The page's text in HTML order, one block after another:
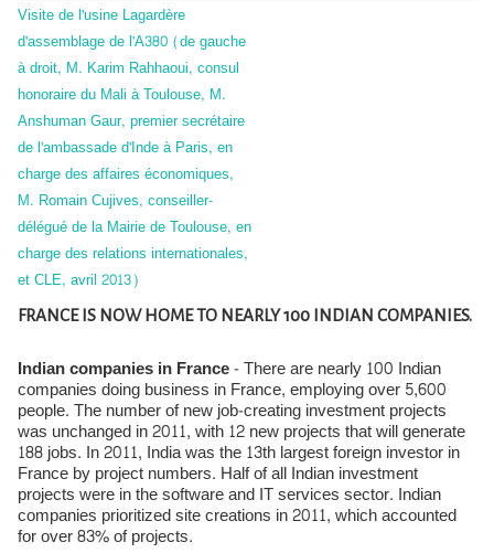
Visite de l'usine Lagardère
d'assemblage de l'A380 (de gauche
à droit, M. Karim Rahhaoui, consul
honoraire du Mali à Toulouse, M.
Anshuman Gaur, premier secrétaire
de l'ambassade d'Inde à Paris, en
charge des affaires économiques,
M. Romain Cujives, conseiller-
délégué de la Mairie de Toulouse, en
charge des relations internationales,
et CLE, avril 2013)
FRANCE IS NOW HOME TO NEARLY 100 INDIAN COMPANIES.
Indian companies in France- There are nearly 100 Indian
companies doing business in France, employing over 5,600
people. The number of new job-creating investment projects
was unchanged in 2011, with 12 new projects that will generate
188 jobs. In 2011, India was the 13th largest foreign investor in
France by project numbers. Half of all Indian investment
projects were in the software and IT services sector. Indian
companies prioritized site creations in 2011, which accounted
for over 83% of projects.